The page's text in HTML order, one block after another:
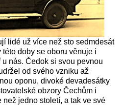
lidé už více než sto sedmdesát
této doby se oboru věnuje i
nás. Čedok si svou pevnou
od svého vzniku až
oponu, divoké devadesátky
obzory Čechům i
jedno století, a tak ve své